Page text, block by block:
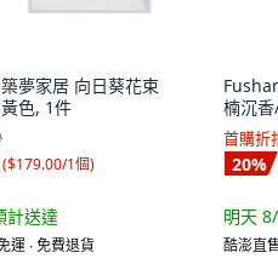
夢家居 向日葵花束
色, 1件
($179.00/1個)
計送達
運 ∙ 免費退貨
楠沉
首購折
20%
明天
酷澎直